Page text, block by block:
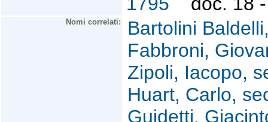
Nomi correlati:
Bartolini
Fabbroni,
Zipoli, Iacopo,
Huart, Carlo,
Guidetti,